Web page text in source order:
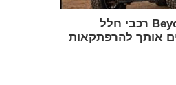
Beyond the Grind רכבי חלל
אותך להרפתקאות